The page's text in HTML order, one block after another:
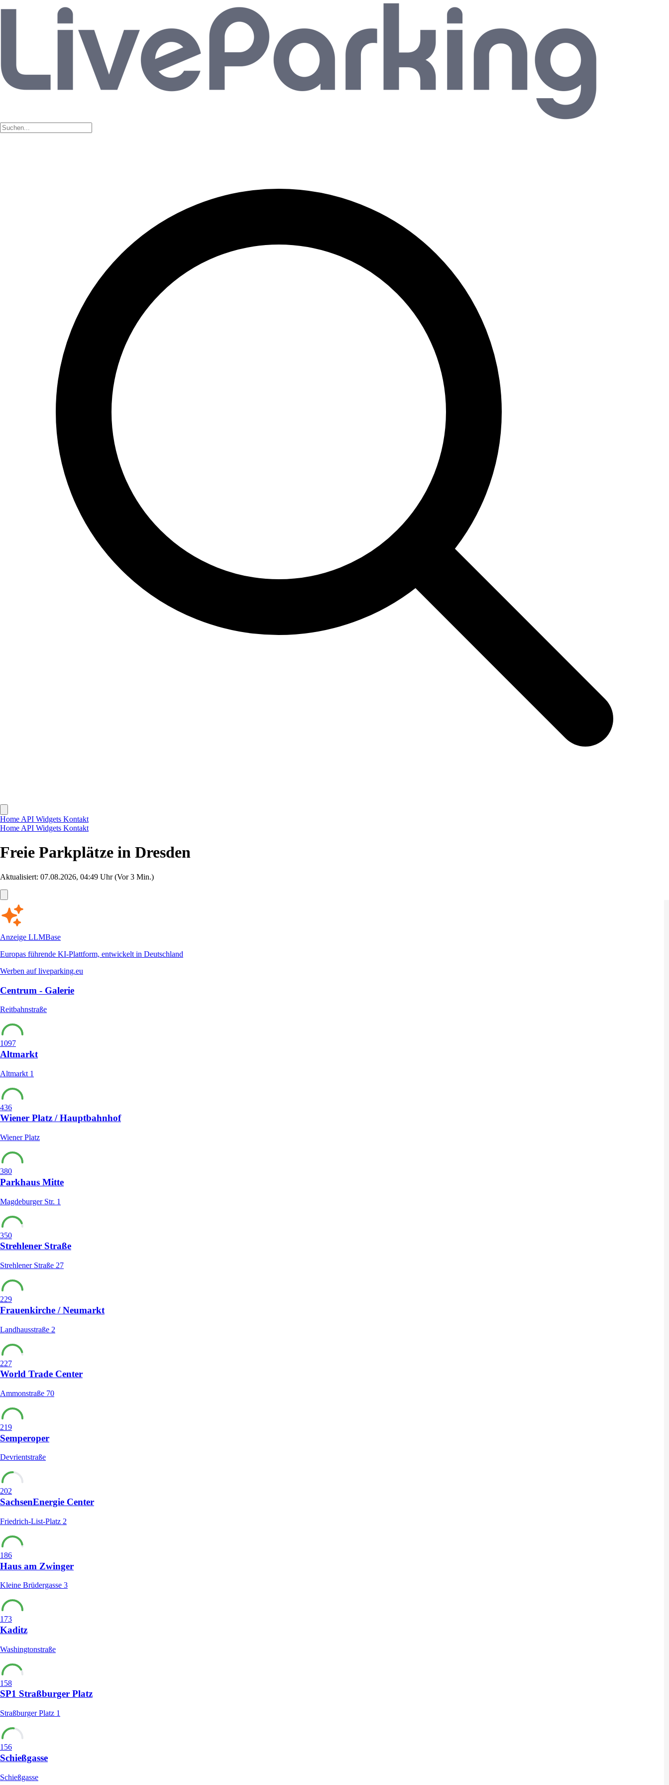
Home API Widgets Kontakt
Home API Widgets Kontakt
Freie Parkplätze in Dresden
Aktualisiert: 07.08.2026, 04:49 Uhr(Vor 3 Min.)
Anzeige LLMBase
Europas führende KI-Plattform, entwickelt in Deutschland
Werben auf liveparking.eu
Centrum - Galerie
Reitbahnstraße
1097
Altmarkt
Altmarkt 1
436
Wiener Platz / Hauptbahnhof
Wiener Platz
380
Parkhaus Mitte
Magdeburger Str. 1
350
Strehlener Straße
Strehlener Straße 27
229
Frauenkirche / Neumarkt
Landhausstraße 2
227
World Trade Center
Ammonstraße 70
219
Semperoper
Devrientstraße
202
SachsenEnergie Center
Friedrich-List-Platz 2
186
Haus am Zwinger
Kleine Brüdergasse 3
173
Kaditz
Washingtonstraße
158
SP1 Straßburger Platz
Straßburger Platz 1
156
Schießgasse
Schießgasse